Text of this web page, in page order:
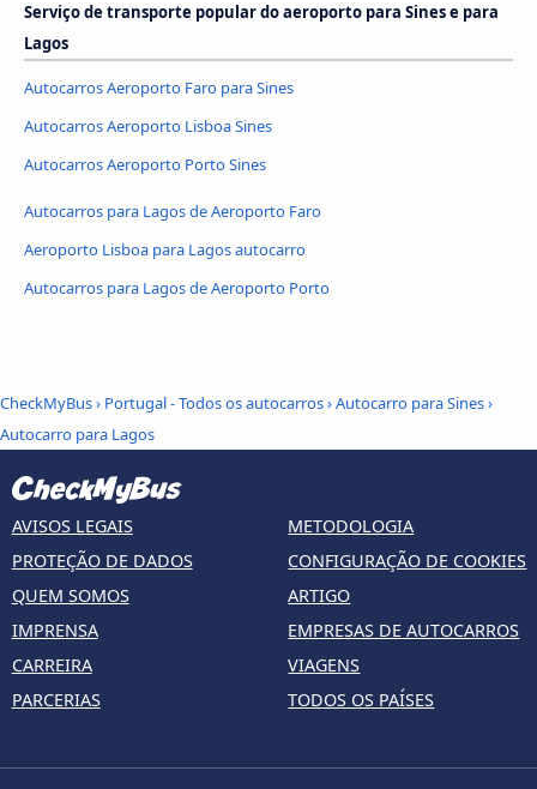
Serviço de transporte popular do aeroporto para Sines e para
Lagos
Autocarros Aeroporto Faro para Sines
Autocarros Aeroporto Lisboa Sines
Autocarros Aeroporto Porto Sines
Autocarros para Lagos de Aeroporto Faro
Aeroporto Lisboa para Lagos autocarro
Autocarros para Lagos de Aeroporto Porto
CheckMyBus› Portugal - Todos os autocarros›Autocarro para Sines›
Autocarro para Lagos
AVISOS LEGAIS
PROTEÇÃO DE DADOS
QUEM SOMOS
IMPRENSA
CARREIRA
PARCERIAS
METODOLOGIA
CONFIGURAÇÃO DE COOKIES
ARTIGO
EMPRESAS DE AUTOCARROS
VIAGENS
TODOS OS PAÍSES